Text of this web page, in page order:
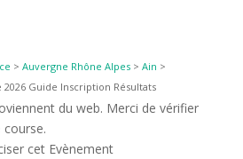
> Auvergne Rhône Alpes> Ain >
Guide Inscription Résultats
du web. Merci de vérifier
cet Evènement